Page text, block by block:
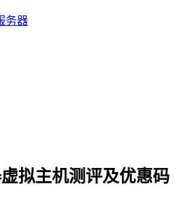
务器
拟主机测评及优惠码